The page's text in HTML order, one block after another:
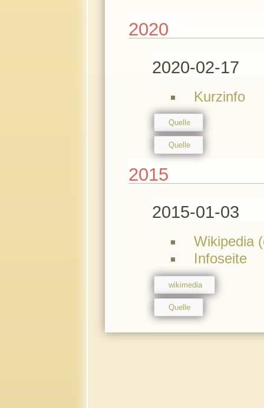
2020
2020-02-17
Kurzinfo
Quelle
Quelle
2015
2015-01-03
Wikipedia
Infoseite
wikimedia
Quelle